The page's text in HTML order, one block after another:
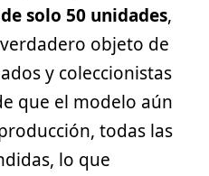
solo 50 unidades,
objeto de
y coleccionistas
que el modelo aún
todas las
lo que